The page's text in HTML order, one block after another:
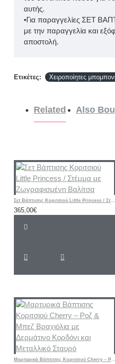
αυτής.
•Για παραγγελίες ΣΕΤ
με την παραγγελία και
αποστολή.
Ετικέτες: Χειροποίητες
Related Also
Σετ Βάπτισης Κοριτσιού Little Princess / Στέμμα με Ζωγραφισμένη Βαλίτσα
365,00€
Μαρτυρικά Βάπτισης Κοριτσιού Cherry – Ροζ & Μπεζ Βραχιόλια με Δερμάτινο Κορδόνι και Μεταλλικό Σταυρό